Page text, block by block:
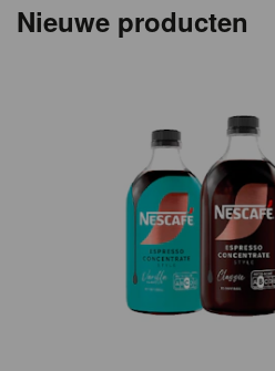
Nieuwe producten